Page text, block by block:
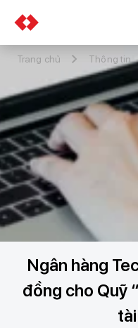
Trang chủ Thông tin
Ngân hàng
đồng cho Quỹ